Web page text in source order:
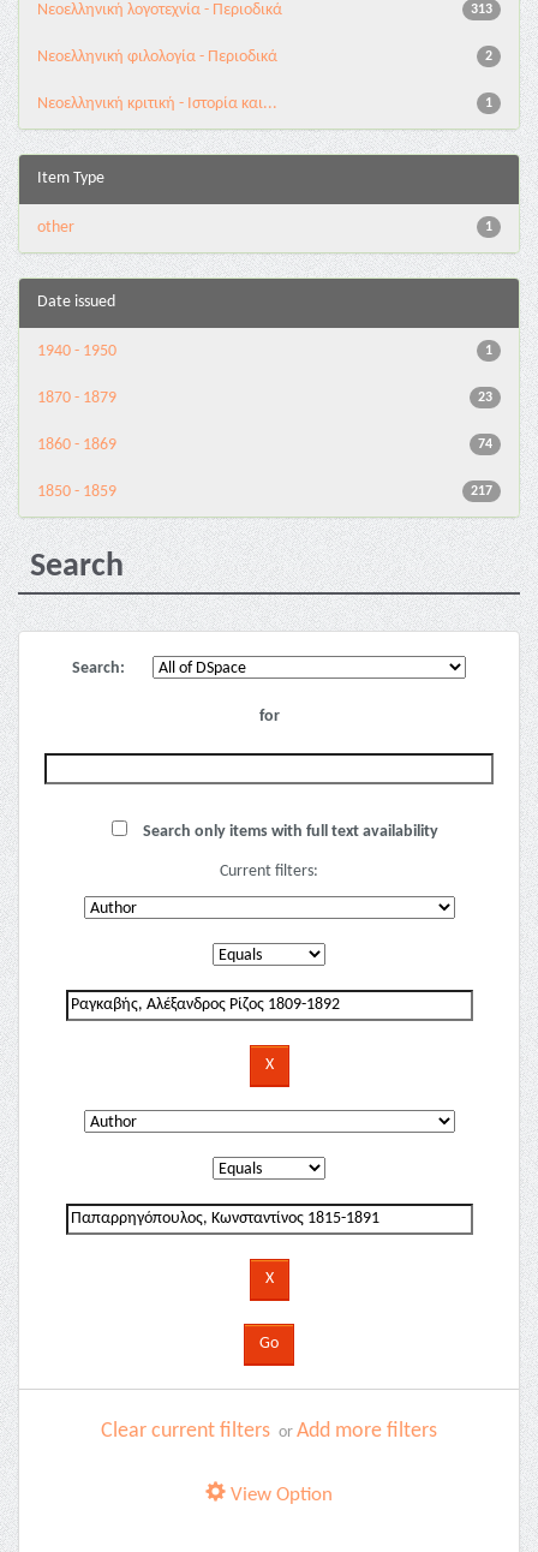
313
Νεοελληνική λογοτεχνία - Περιοδικά
2
Νεοελληνική φιλολογία - Περιοδικά
1
Νεοελληνική κριτική - Ιστορία και...
Item Type
1
other
Date issued
1
1940 - 1950
23
1870 - 1879
74
1860 - 1869
217
1850 - 1859
Search
Search:
for
Search only items with full text availability
Current filters:
Clear current filters or Add more filters
View Option